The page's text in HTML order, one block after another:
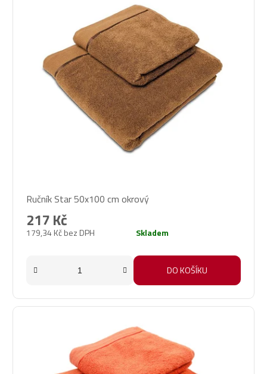
hodnocení
produktu
je
Ručník Star 50x100 cm okrový
179,34 Kč bez DPH
217 Kč
Skladem
DO KOŠÍKU